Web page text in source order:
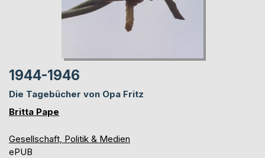
1944-1946
Die Tagebücher von Opa Fritz
Britta Pape
Gesellschaft, Politik & Medien
ePUB